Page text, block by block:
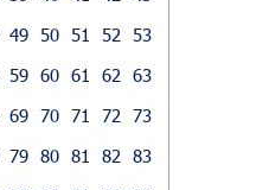
49 50 51 52
53
59 60 61 62
63
69 70 71 72
73
79 80 81 82
83